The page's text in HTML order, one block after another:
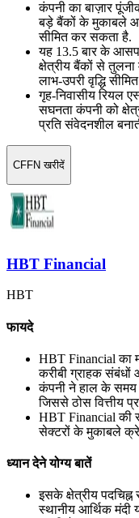
कंपनी का बाज़ार
बड़े बैंकों के मुकाबले
सीमित कर सकता है.
यह 13.5 बार के
क्षेत्रीय बैंकों से
लाभ-उपरी वृद्धि
गृह-निवासीय रियल
सघनता कंपनी को
प्रति संवेदनशील
CFFN खरीदें
HBT Financial
HBT
फायदे
HBT Financial का
करीबी ग्राहक संबंधों
कंपनी ने हाल के समय
जिससे ठोस वित्तीय
HBT Financial की
सेक्टरों के मुकाबले
ध्यान देने योग्य बातें
इसके क्षेत्रीय
स्थानीय आर्थिक मंदी